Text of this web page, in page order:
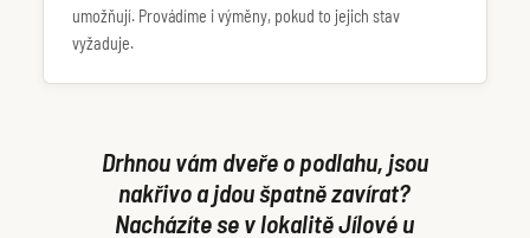
umožňují. Provádíme i výměny, pokud to jejich stav
vyžaduje.
Drhnou vám dveře o podlahu, jsou
nakřivo a jdou špatně zavírat?
Nacházíte se v lokalitě Jílové u